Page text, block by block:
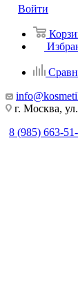
Войти
г. Москва,
8 (985) 663-